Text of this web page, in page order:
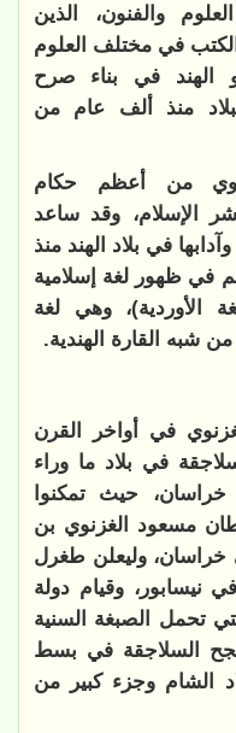
والفنون، الذين
الكتب في مختلف العلوم
الهند في بناء صرح
منذ ألف عام من
من أعظم حكام
الإسلام، وقد ساعد
في بلاد الهند منذ
في ظهور لغة إسلامية
الأوردية)، وهي لغة
شبه القارة الهندية.
في أواخر القرن
في بلاد ما وراء
خراسان، حيث تمكنوا
مسعود الغزنوي بن
خراسان، وليعلن طغرل
في نيسابور، وقيام دولة
تحمل الصبغة السنية
نجح السلاجقة في بسط
الشام وجزء كبير من